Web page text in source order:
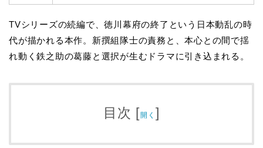
TVシリーズの続編で、徳川幕府の終了という日本動乱の時
代が描かれる本作。新撰組隊士の責務と、本心との間で揺
れ動く鉄之助の葛藤と選択が生むドラマに引き込まれる。
目次 [開く ]